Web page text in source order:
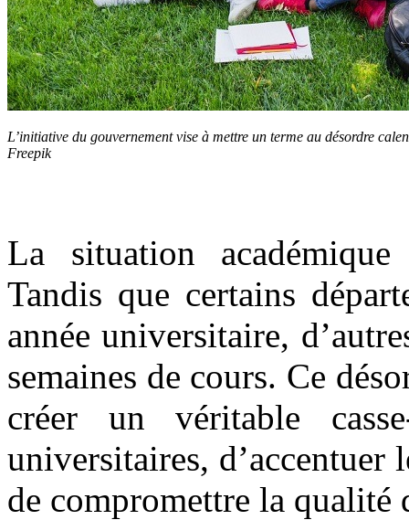
L’initiative du gouvernement vise à mettre un terme au désordre
Freepik
La situation
Tandis que certains
année universitaire,
semaines de cours. Ce
créer un véritable
universitaires, d’accentuer
de compromettre la qualité